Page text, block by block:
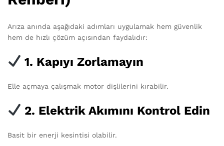
Arıza anında aşağıdaki adımları uygulamak hem güvenlik
hem de hızlı çözüm açısından faydalıdır:
1. Kapıyı Zorlamayın
Elle açmaya çalışmak motor dişlilerini kırabilir.
2. Elektrik Akımını Kontrol Edin
Basit bir enerji kesintisi olabilir.